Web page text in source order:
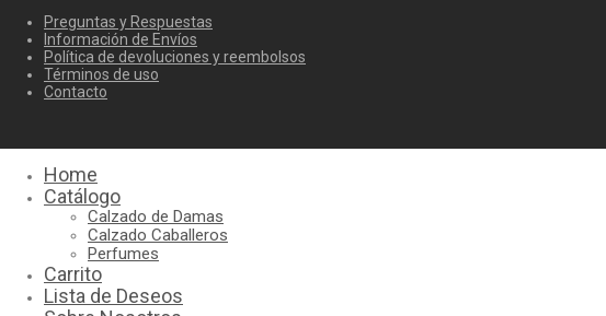
Preguntas y Respuestas
Información de Envíos
Política de devoluciones y reembolsos
Términos de uso
Contacto
Home
Catálogo
Calzado de Damas
Calzado Caballeros
Perfumes
Carrito
Lista de Deseos